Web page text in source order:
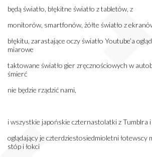
będą światło, błękitne światło z tabletów, z
monitorów, smartfonów, żółte światło z
błękitu, zarastające oczy światło Youtube’a
miarowe
taktowane światło gier zręcznościowych w
śmierć
nie będzie rządzić nami,
i wszystkie japońskie czternastolatki z Tumblra
oglądający je czterdziestosiedmioletni łotewscy
stóp i łokci